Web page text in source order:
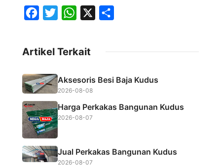
e
b
o
o
k
t
e
r
t
A
p
Artikel Terkait
Aksesoris Besi Baja Kudus
2026-08-08
Harga Perkakas Bangunan Kudus
2026-08-07
Jual Perkakas Bangunan Kudus
2026-08-07